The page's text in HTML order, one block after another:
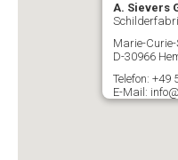
A. Sievers
Marie-Curie-
D-30966
Telefon: +49
E-Mail: